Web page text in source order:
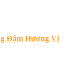
Đậm Hương Vị